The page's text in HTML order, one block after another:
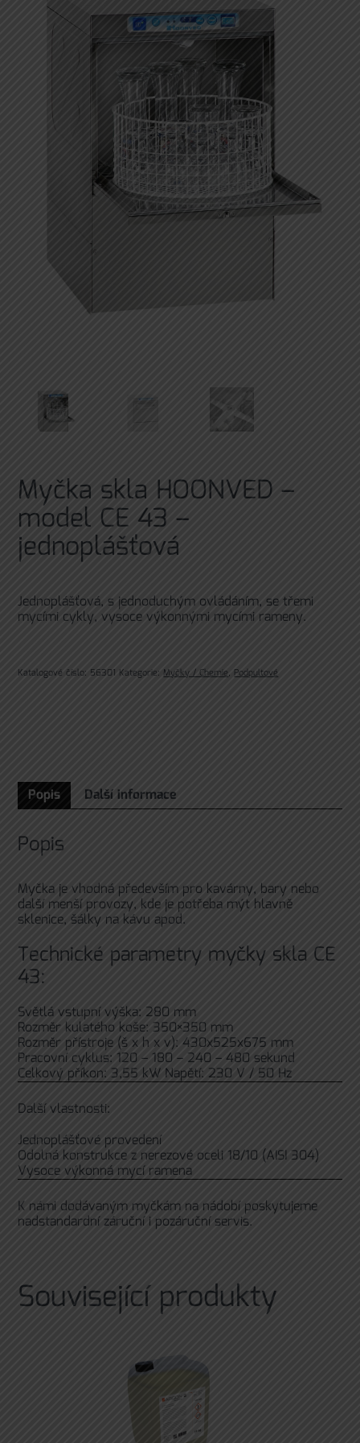
Myčka skla HOONVED –
model CE 43 –
jednoplášťová
Jednoplášťová, s jednoduchým ovládáním, se třemi
mycími cykly, vysoce výkonnými mycími rameny.
Katalogové číslo: 56301 Kategorie:Myčky / Chemie,Podpultové
Popis Další informace
Popis
Myčka je vhodná především pro kavárny, bary nebo
další menší provozy, kde je potřeba mýt hlavně
sklenice, šálky na kávu apod.
Technické parametry myčky skla CE
43:
Světlá vstupní výška: 280 mm
Rozměr kulatého koše: 350×350 mm
Rozměr přístroje (š x h x v): 430x525x675 mm
Pracovní cyklus: 120 – 180 – 240 – 480 sekund
Celkový příkon: 3,55 kW Napětí: 230 V / 50 Hz
Další vlastnosti:
Jednoplášťové provedení
Odolná konstrukce z nerezové oceli 18/10 (AISI 304)
Vysoce výkonná mycí ramena
K námi dodávaným myčkám na nádobí poskytujeme
nadstandardní záruční i pozáruční servis.
Související produkty